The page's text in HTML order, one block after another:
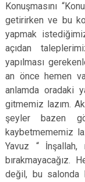
Konuşmasını
getirirken ve bu
yapmak
açıdan
yapılması
an önce hemen
anlamda oradaki
gitmemiz lazım.
şeyler bazen
kaybetmememiz
Yavuz “ İnşallah,
bırakmayacağız.
değil, bu salonda